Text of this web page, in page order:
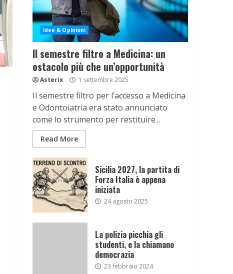
Idee & Opinioni
Il semestre filtro a Medicina: un
ostacolo più che un’opportunità
Asterix 1 settembre 2025
Il semestre filtro per l’accesso a Medicina
e Odontoiatria era stato annunciato
come lo strumento per restituire...
Read More
Sicilia 2027, la partita di
Forza Italia è appena
iniziata
24 agosto 2025
La polizia picchia gli
studenti, e la chiamano
democrazia
23 febbraio 2024